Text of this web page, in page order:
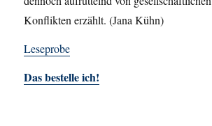
Konflikten erzählt. (Jana Kühn)
Leseprobe
Das bestelle ich!